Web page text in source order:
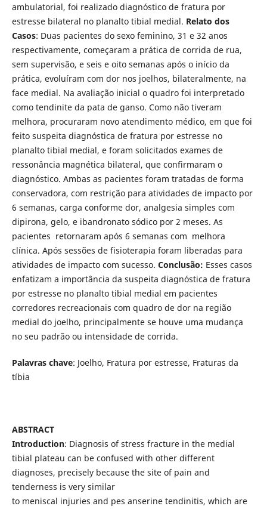
ambulatorial, foi realizado diagnóstico de fratura por
estresse bilateral no planalto tibial medial. Relato dos
Casos: Duas pacientes do sexo feminino, 31 e 32 anos
respectivamente, começaram a prática de corrida de rua,
sem supervisão, e seis e oito semanas após o início da
prática, evoluíram com dor nos joelhos, bilateralmente, na
face medial. Na avaliação inicial o quadro foi interpretado
como tendinite da pata de ganso. Como não tiveram
melhora, procuraram novo atendimento médico, em que foi
feito suspeita diagnóstica de fratura por estresse no
planalto tibial medial, e foram solicitados exames de
ressonância magnética bilateral, que confirmaram o
diagnóstico. Ambas as pacientes foram tratadas de forma
conservadora, com restrição para atividades de impacto por
6 semanas, carga conforme dor, analgesia simples com
dipirona, gelo, e ibandronato sódico por 2 meses. As
pacientes retornaram após 6 semanas com melhora
clínica. Após sessões de fisioterapia foram liberadas para
atividades de impacto com sucesso. Conclusão: Esses casos
enfatizam a importância da suspeita diagnóstica de fratura
por estresse no planalto tibial medial em pacientes
corredores recreacionais com quadro de dor na região
medial do joelho, principalmente se houve uma mudança
no seu padrão ou intensidade de corrida.
Palavras chave: Joelho, Fratura por estresse, Fraturas da
tíbia
ABSTRACT
Introduction: Diagnosis of stress fracture in the medial
tibial plateau can be confused with other different
diagnoses, precisely because the site of pain and
tenderness is very similar
to meniscal injuries and pes anserine tendinitis, which are